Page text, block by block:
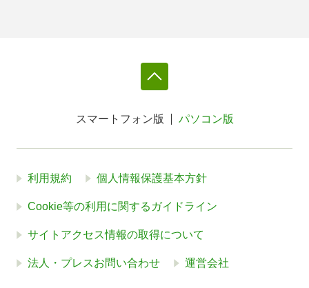
スマートフォン版 パソコン版
利用規約 個人情報保護基本方針
Cookie等の利用に関するガイドライン
サイトアクセス情報の取得について
法人・プレスお問い合わせ 運営会社